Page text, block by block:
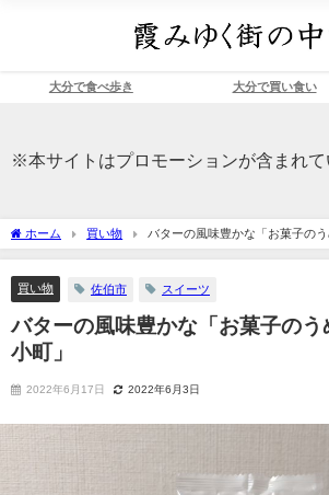
大分で食べ歩き 大分で買い食い
※本サイトはプロモーションが含まれて
ホーム 買い物 バターの風味豊かな「お菓子の
買い物 佐伯市 スイーツ
バターの風味豊かな「お菓子のう
小町」
2022年6月17日 2022年6月3日